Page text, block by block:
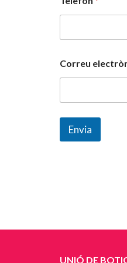
Correu
Envia
UNIÓ DE